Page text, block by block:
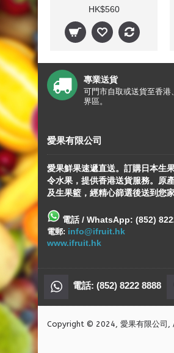
HK$560
專業送貨
可門市自取或送貨至香港
界區。
愛果有限公司
愛果鮮果速遞直送。訂購日本生果
令水果，提供香港送貨服務。原
及生果籃，經精心篩選後送到您家
電話 / WhatsApp: (852)
電郵: info@ifruit.hk
www.ifruit.hk
電話: (852) 8222 8888
Copyright © 2024, 愛果有限公司